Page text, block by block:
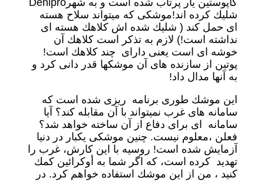
کاپوستین یار پرتاب شده است و به شهرDenipro
شليك كرده اند!موشكى كه ميتواند سلاح هسته
اى حمل كند ( شليك شده اش كلاهك هسته اى
نداشته است!) لازم به تذكر است كلاهك آن
خوشه اى است يعنى داراى چند كلاهك است!
پوتين از سازنده هاى آن موشكها قدر دانى كرد و
به آنها مدال داد!
اين موشك طورى برنامه ريزى شده است كه
سامانه هاى غرب نميتواند با آن مقابله كند؟ آيا
سامانه اى براى دفاع از آن ساخته خواهد شد؟
فعلن ،معلوم نيست. چنين موشكى يكبار در دنيا
آزمايش شده است! روسيه با اين كارش، غرب را
تهديد كرده است، كه اگر شما به أوكرائین كمك
كنيد ، من از اين موشك استفاده خواهم كرد. در